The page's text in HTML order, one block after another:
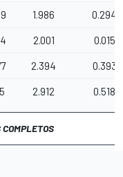
1.986 0.294
2.001 0.015
2.394 0.393
2.912 0.518